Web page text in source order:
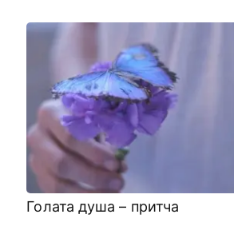
Голата душа – притча